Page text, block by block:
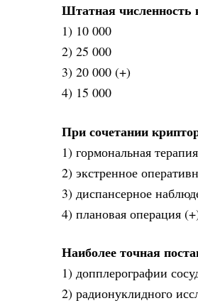
Штатная численность
1) 10 000
2) 25 000
3) 20 000 (+)
4) 15 000
При сочетании
1) гормональная терапия
2) экстренное
3) диспансерное
4) плановая операция
Наиболее точная
1) допплерографии
2) радионуклидного